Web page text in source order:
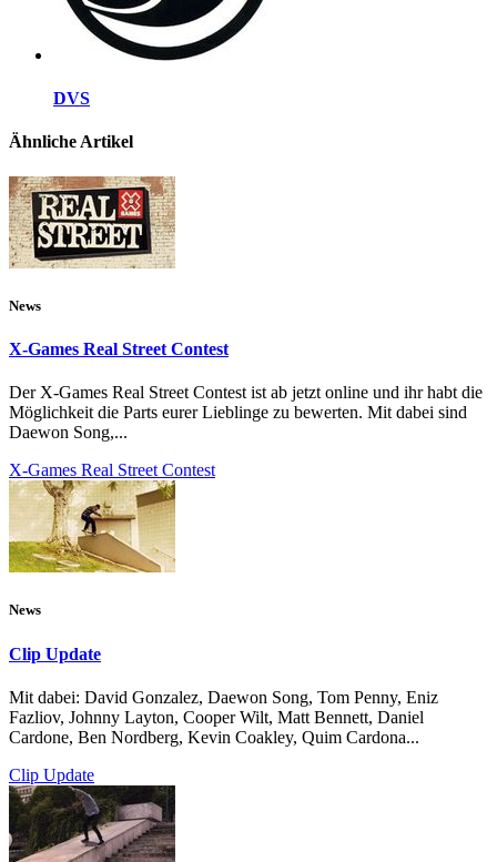
DVS
Ähnliche Artikel
News
X-Games Real Street Contest
Der X-Games Real Street Contest ist ab jetzt online und ihr habt die
Möglichkeit die Parts eurer Lieblinge zu bewerten. Mit dabei sind
Daewon Song,...
X-Games Real Street Contest
News
Clip Update
Mit dabei: David Gonzalez, Daewon Song, Tom Penny, Eniz
Fazliov, Johnny Layton, Cooper Wilt, Matt Bennett, Daniel
Cardone, Ben Nordberg, Kevin Coakley, Quim Cardona...
Clip Update